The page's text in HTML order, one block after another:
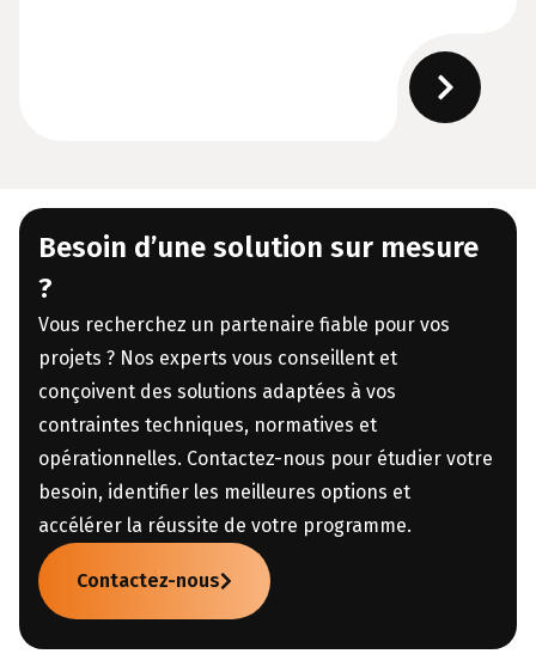
Besoin d’une solution sur mesure
?
Vous recherchez un partenaire fiable pour vos
projets ? Nos experts vous conseillent et
conçoivent des solutions adaptées à vos
contraintes techniques, normatives et
opérationnelles. Contactez-nous pour étudier votre
besoin, identifier les meilleures options et
accélérer la réussite de votre programme.
Contactez-nous